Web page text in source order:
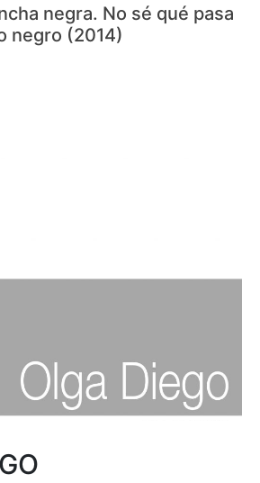
negra. No sé qué pasa
negro (2014)